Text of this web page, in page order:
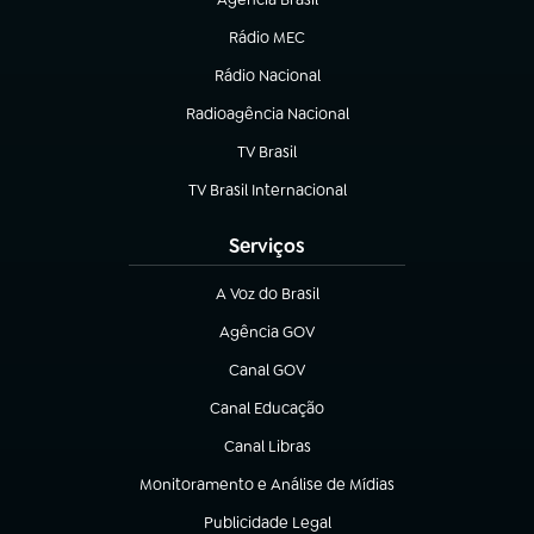
(abre em nova aba)
Rádio MEC
(abre em nova aba)
Rádio Nacional
Radioagência Nacional
(abre em nova aba)
TV Brasil
(abre em nova aba)
TV Brasil Internacional
(abre em nova aba)
Serviços
A Voz do Brasil
(abre em nova aba)
Agência GOV
(abre em nova aba)
Canal GOV
(abre em nova aba)
Canal Educação
(abre em nova aba)
Canal Libras
(abre em nova aba)
Monitoramento e Análise de Mídias
(abre em nova aba)
Publicidade Legal